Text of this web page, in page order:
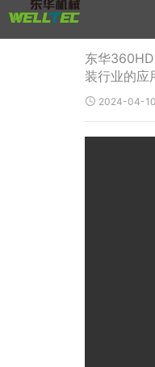
东华
装行业的应
 2024-04-